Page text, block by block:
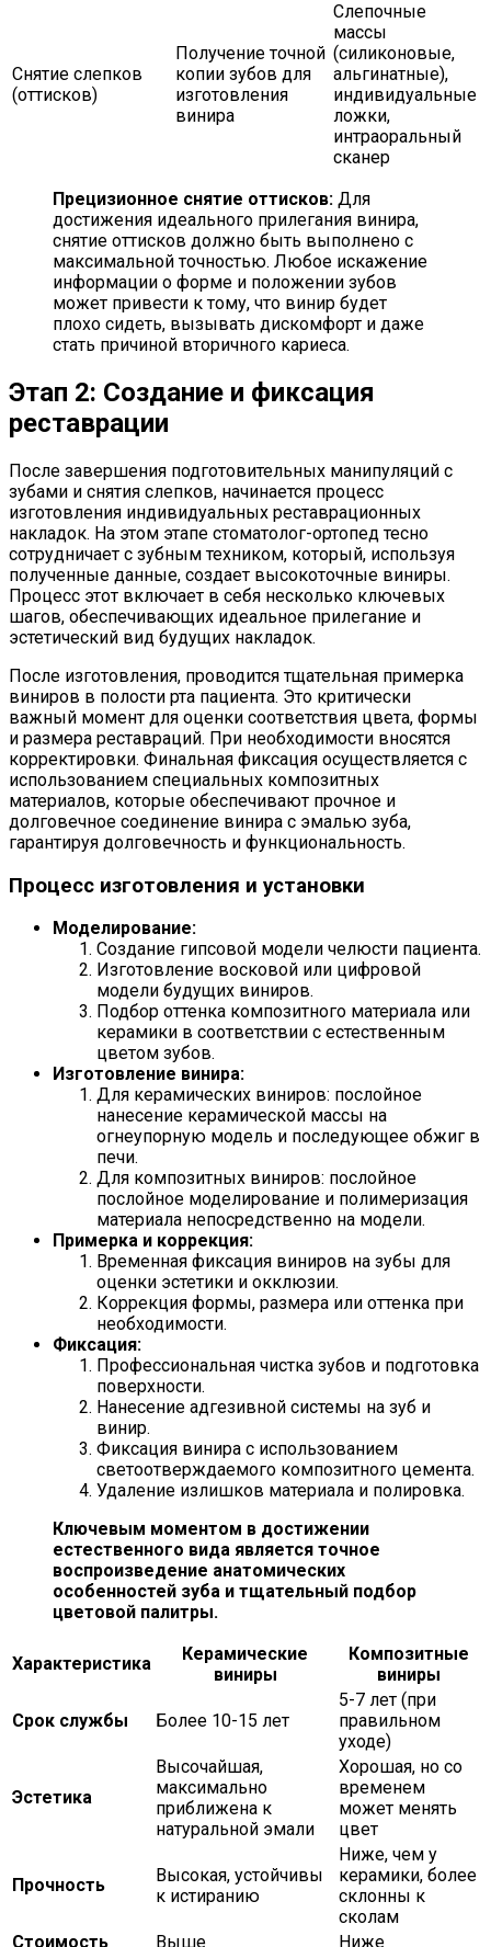
Снятие слепков
(оттисков)
Получение точной
копии зубов для
изготовления
винира
Слепочные
массы
(силиконовые,
альгинатные),
индивидуальные
ложки,
интраоральный
сканер
Прецизионное снятие оттисков: Для
достижения идеального прилегания винира,
снятие оттисков должно быть выполнено с
максимальной точностью. Любое искажение
информации о форме и положении зубов
может привести к тому, что винир будет
плохо сидеть, вызывать дискомфорт и даже
стать причиной вторичного кариеса.
Этап 2: Создание и фиксация
реставрации
После завершения подготовительных манипуляций с
зубами и снятия слепков, начинается процесс
изготовления индивидуальных реставрационных
накладок. На этом этапе стоматолог-ортопед тесно
сотрудничает с зубным техником, который, используя
полученные данные, создает высокоточные виниры.
Процесс этот включает в себя несколько ключевых
шагов, обеспечивающих идеальное прилегание и
эстетический вид будущих накладок.
После изготовления, проводится тщательная примерка
виниров в полости рта пациента. Это критически
важный момент для оценки соответствия цвета, формы
и размера реставраций. При необходимости вносятся
корректировки. Финальная фиксация осуществляется с
использованием специальных композитных
материалов, которые обеспечивают прочное и
долговечное соединение винира с эмалью зуба,
гарантируя долговечность и функциональность.
Процесс изготовления и установки
Моделирование:
Создание гипсовой модели челюсти пациента.
Изготовление восковой или цифровой
модели будущих виниров.
Подбор оттенка композитного материала или
керамики в соответствии с естественным
цветом зубов.
Изготовление винира:
Для керамических виниров: послойное
нанесение керамической массы на
огнеупорную модель и последующее обжиг в
печи.
Для композитных виниров: послойное
послойное моделирование и полимеризация
материала непосредственно на модели.
Примерка и коррекция:
Временная фиксация виниров на зубы для
оценки эстетики и окклюзии.
Коррекция формы, размера или оттенка при
необходимости.
Фиксация:
Профессиональная чистка зубов и подготовка
поверхности.
Нанесение адгезивной системы на зуб и
винир.
Фиксация винира с использованием
светоотверждаемого композитного цемента.
Удаление излишков материала и полировка.
Ключевым моментом в достижении
естественного вида является точное
воспроизведение анатомических
особенностей зуба и тщательный подбор
цветовой палитры.
Характеристика
Керамические
виниры
Композитные
виниры
Срок службы Более 10-15 лет
5-7 лет (при
правильном
уходе)
Эстетика
Высочайшая,
максимально
приближена к
натуральной эмали
Хорошая, но со
временем
может менять
цвет
Прочность
Высокая, устойчивы
к истиранию
Ниже, чем у
керамики, более
склонны к
сколам
Стоимость
Выше Ниже